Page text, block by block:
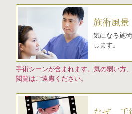
施術風
気になる施
します。
手術シーンが含まれます。気の弱い方
閲覧はご遠慮ください。